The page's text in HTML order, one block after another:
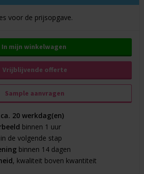
voor de prijsopgave.
In mijn winkelwagen
Vrijblijvende offerte
Sample aanvragen
ca. 20 werkdag(en)
binnen 1 uur
in de volgende stap
binnen 14 dagen
, kwaliteit boven kwantiteit